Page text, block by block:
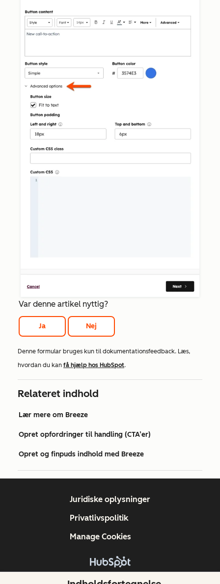
Var denne artikel nyttig?
Ja Nej
Denne formular bruges kun til dokumentationsfeedback. Læs,
hvordan du kan få hjælp hos HubSpot.
Relateret indhold
Lær mere om Breeze
Opret opfordringer til handling (CTA’er)
Opret og finpuds indhold med Breeze
Copyright © 2026 HubSpot, Inc.
Juridiske oplysninger
Privatlivspolitik
Manage Cookies